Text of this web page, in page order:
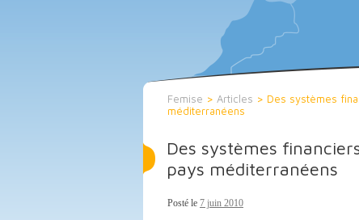
Femise > Articles > Des systèmes
méditerranéens
Des systèmes
pays méditerranéens
Posté le 7 juin 2010